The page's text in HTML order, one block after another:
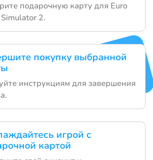
подарочную карту для Euro
2.
покупку выбранной
инструкциям для завершения
игрой с
картой